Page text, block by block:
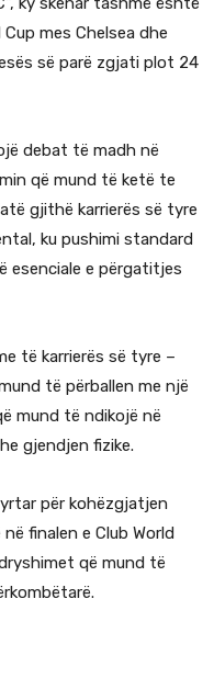
mes Chelsea dhe
së parë zgjati plot 24
debat të madh në
që mund të ketë te
gjithë karrierës së tyre
ku pushimi standard
esenciale e përgatitjes
të karrierës së tyre –
të përballen me një
mund të ndikojë në
gjendjen fizike.
për kohëzgjatjen
finalen e Club World
që mund të